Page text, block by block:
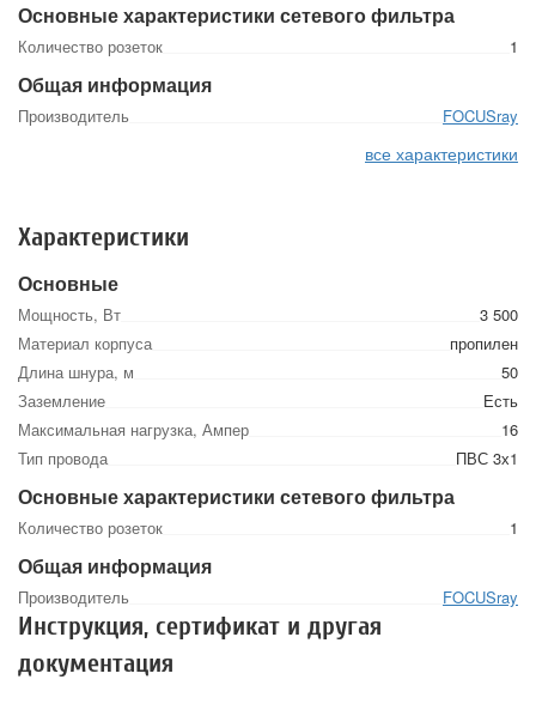
Основные характеристики сетевого фильтра
Количество розеток 1
Общая информация
Производитель FOCUSray
все характеристики
Характеристики
Основные
Мощность, Вт
3 500
Материал корпуса
пропилен
Длина шнура, м
50
Заземление
Есть
Максимальная нагрузка, Ампер
16
Тип провода
ПВС 3х1
Основные характеристики сетевого фильтра
Количество розеток 1
Общая информация
Производитель FOCUSray
Инструкция, сертификат и другая
документация